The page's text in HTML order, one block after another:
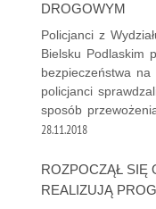
DROGOWYM
Policjanci z
Bielsku Podlaskim
bezpieczeństwa
policjanci
sposób
28.11.2018
ROZPOCZĄŁ SIĘ
REALIZUJĄ